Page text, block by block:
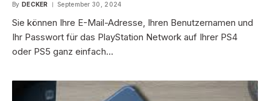
By DECKER September 30, 2024
Sie können Ihre E-Mail-Adresse, Ihren Benutzernamen und
Ihr Passwort für das PlayStation Network auf Ihrer PS4
oder PS5 ganz einfach…